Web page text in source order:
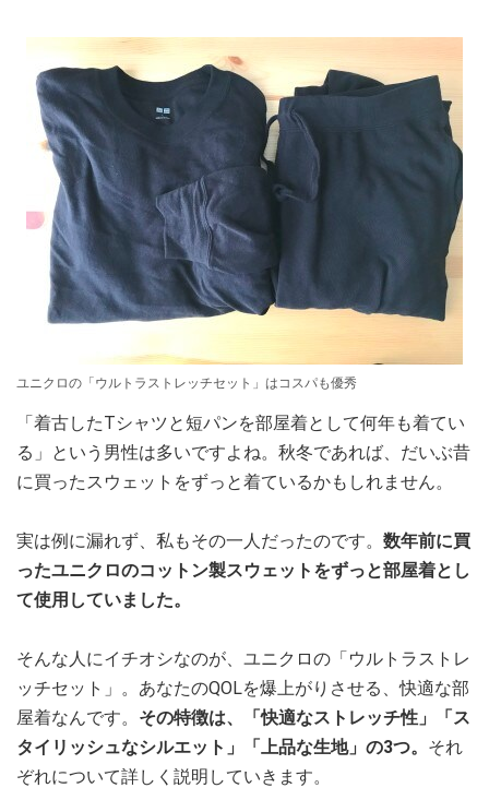
ユニクロの「ウルトラストレッチセット」はコスパも優秀
「着古したTシャツと短パンを部屋着として何年も着てい
る」という男性は多いですよね。秋冬であれば、だいぶ昔
に買ったスウェットをずっと着ているかもしれません。
実は例に漏れず、私もその一人だったのです。 数年前に買
ったユニクロのコットン製スウェットをずっと部屋着とし
て使用していました。
そんな人にイチオシなのが、ユニクロの「ウルトラストレ
ッチセット」。あなたのQOLを爆上がりさせる、快適な部
屋着なんです。 その特徴は、「快適なストレッチ性」「ス
タイリッシュなシルエット」「上品な生地」の3つ。 それ
ぞれについて詳しく説明していきます。